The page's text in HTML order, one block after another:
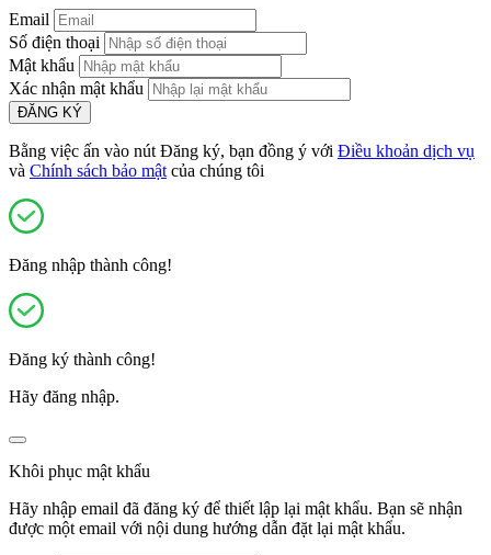
Email
Số điện thoại
Mật khẩu
Xác nhận mật khẩu
ĐĂNG KÝ
Bằng việc ấn vào nút Đăng ký, bạn đồng ý với Điều khoản dịch vụ
và Chính sách bảo mật của chúng tôi
Đăng nhập thành công!
Đăng ký thành công!
Hãy đăng nhập.
Khôi phục mật khẩu
Hãy nhập email đã đăng ký để thiết lập lại mật khẩu. Bạn sẽ nhận
được một email với nội dung hướng dẫn đặt lại mật khẩu.